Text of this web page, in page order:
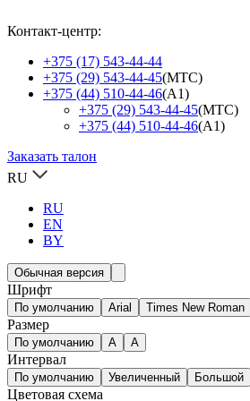
Контакт-центр:
+375 (17) 543-44-44
+375 (29) 543-44-45(МТС)
+375 (44) 510-44-46(А1)
+375 (29) 543-44-45(МТС)
+375 (44) 510-44-46(А1)
Заказать талон
RU
RU
EN
BY
Обычная версия
Шрифт
По умолчанию Arial Times New Roman
Размер
По умолчанию A A
Интервал
По умолчанию Увеличенный Большой
Цветовая схема